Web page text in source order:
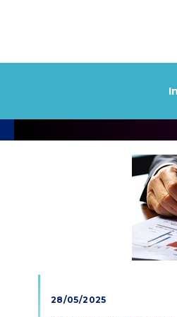
28/05/2025